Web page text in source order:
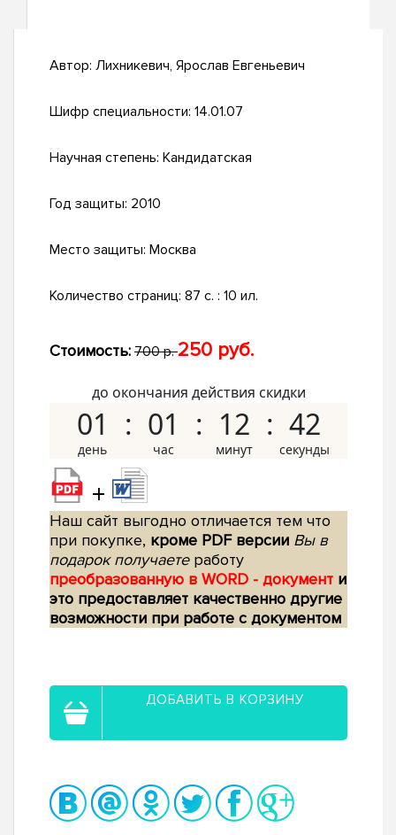
Автор: Лихникевич, Ярослав Евгеньевич
Шифр специальности: 14.01.07
Научная степень: Кандидатская
Год защиты: 2010
Место защиты: Москва
Количество страниц: 87 с. : 10 ил.
Стоимость: 700 р.250 руб.
до окончания действия скидки
01 01 12 41
+
Наш сайт выгодно отличается тем что
при покупке, кроме PDF версии Вы в
подарок получаетеработу
преобразованную в WORD - документ и
это предоставляет качественно другие
возможности при работе с документом
ДОБАВИТЬ В КОРЗИНУ